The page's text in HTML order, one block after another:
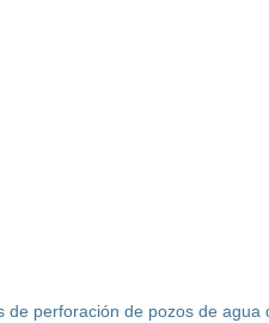
de perforación de pozos de agua